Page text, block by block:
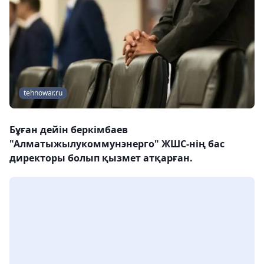
tehnowar.ru
Бұған дейін беркімбаев
"Алматыжылукоммунэнерго" ЖШС-нің бас
директоры болып қызмет атқарған.